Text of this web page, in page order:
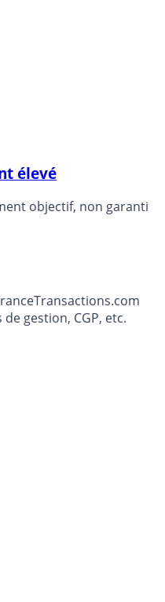
élevé
objectif, non garanti
gestion, CGP, etc.